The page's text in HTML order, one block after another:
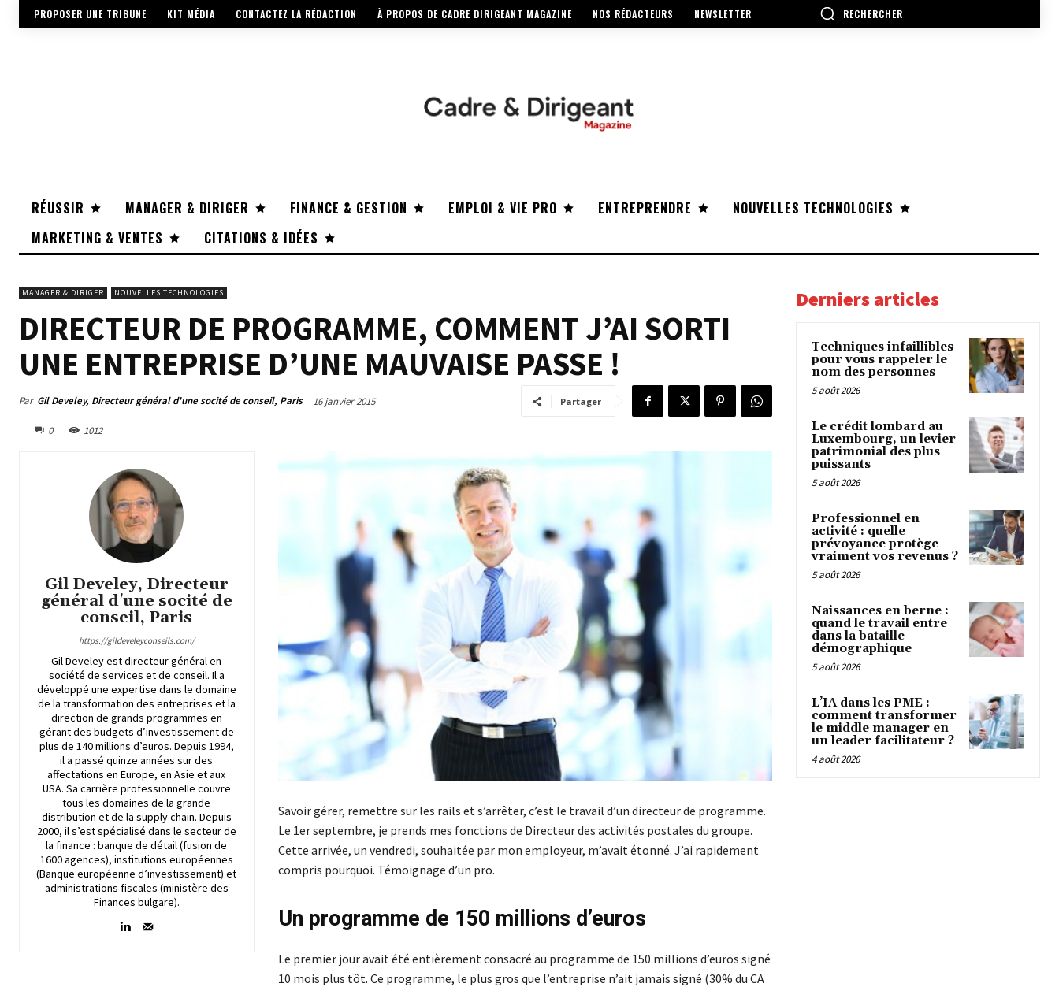
PROPOSER UNE TRIBUNE KIT MÉDIA CONTACTEZ LA RÉDACTION À PROPOS DE CADRE DIRIGEANT MAGAZINE NOS RÉDACTEURS NEWSLETTER RECHERCHER
RÉUSSIR MANAGER & DIRIGER FINANCE & GESTION EMPLOI & VIE PRO ENTREPRENDRE
NOUVELLES TECHNOLOGIES
MARKETING & VENTES
CITATIONS & IDÉES
MANAGER & DIRIGER NOUVELLES TECHNOLOGIES
DIRECTEUR DE PROGRAMME, COMMENT J’AI SORTI
UNE ENTREPRISE D’UNE MAUVAISE PASSE !
Par Gil Develey, Directeur général d'une socité de conseil, Paris 16 janvier 2015
0 1012
Partager
Gil Develey, Directeur
général d'une socité de
conseil, Paris
https://gildeveleyconseils.com/
Gil Develey est directeur général en
société de services et de conseil. Il a
développé une expertise dans le domaine
de la transformation des entreprises et la
direction de grands programmes en
gérant des budgets d’investissement de
plus de 140 millions d’euros. Depuis 1994,
il a passé quinze années sur des
affectations en Europe, en Asie et aux
USA. Sa carrière professionnelle couvre
tous les domaines de la grande
distribution et de la supply chain. Depuis
2000, il s’est spécialisé dans le secteur de
la finance : banque de détail (fusion de
1600 agences), institutions européennes
(Banque européenne d’investissement) et
administrations fiscales (ministère des
Finances bulgare).
Savoir gérer, remettre sur les rails et s’arrêter, c’est le travail d’un directeur de programme.
Le 1er septembre, je prends mes fonctions de Directeur des activités postales du groupe.
Cette arrivée, un vendredi, souhaitée par mon employeur, m’avait étonné. J’ai rapidement
compris pourquoi. Témoignage d’un pro.
Un programme de 150 millions d’euros
Le premier jour avait été entièrement consacré au programme de 150 millions d’euros signé
10 mois plus tôt. Ce programme, le plus gros que l’entreprise n’ait jamais signé (30% du CA
Derniers articles
Techniques infaillibles
pour vous rappeler le
nom des personnes
5 août 2026
Le crédit lombard au
Luxembourg, un levier
patrimonial des plus
puissants
5 août 2026
Professionnel en
activité : quelle
prévoyance protège
vraiment vos revenus ?
5 août 2026
Naissances en berne :
quand le travail entre
dans la bataille
démographique
5 août 2026
L’IA dans les PME :
comment transformer
le middle manager en
un leader facilitateur ?
4 août 2026